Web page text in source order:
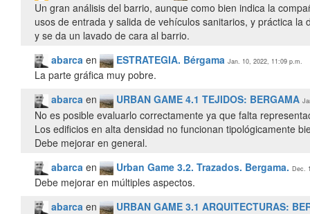
Un gran análisis del barrio, aunque como bien indica la
usos de entrada y salida de vehículos sanitarios, y práctica
y se da un lavado de cara al barrio.
abarca en ESTRATEGIA. Bérgama Jan. 10, 2022, 11:09 p.m.
La parte gráfica muy pobre.
abarca en URBAN GAME 4.1 TEJIDOS: BERGAMA
No es posible evaluarlo correctamente ya que falta
Los edificios en alta densidad no funcionan tipológicamente
Debe mejorar en general.
abarca en Urban Game 3.2. Trazados. Bergama. Dec.
Debe mejorar en múltiples aspectos.
abarca en
URBAN GAME 3.1 ARQUITECTURAS: